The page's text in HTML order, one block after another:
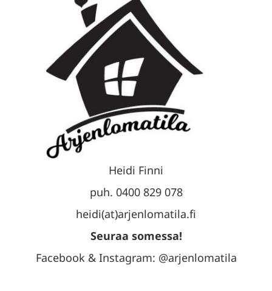
Heidi Finni
puh. 0400 829 078
heidi(at)arjenlomatila.fi
Seuraa somessa!
Facebook & Instagram: @arjenlomatila